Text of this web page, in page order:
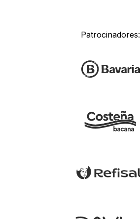
Patrocinadores: